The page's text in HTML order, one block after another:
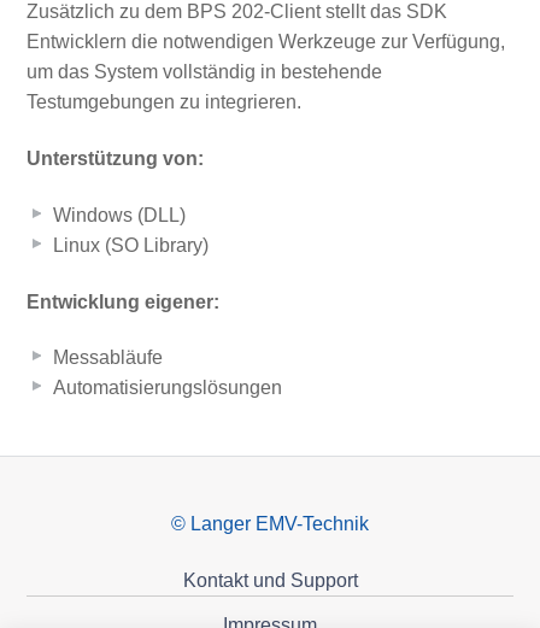
Zusätzlich zu dem BPS 202-Client stellt das SDK
Entwicklern die notwendigen Werkzeuge zur Verfügung,
um das System vollständig in bestehende
Testumgebungen zu integrieren.
Unterstützung von:
Windows (DLL)
Linux (SO Library)
Entwicklung eigener:
Messabläufe
Automatisierungslösungen
© Langer EMV-Technik
Kontakt und Support